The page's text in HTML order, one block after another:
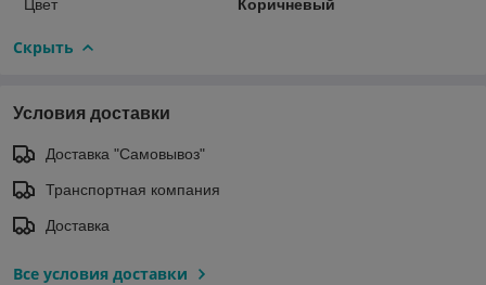
Цвет Коричневый
Скрыть
Условия доставки
Доставка "Самовывоз"
Транспортная компания
Доставка
Все условия доставки